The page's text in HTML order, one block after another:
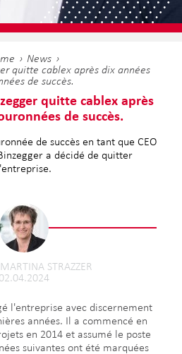
News
quitte cablex après dix années
de succès.
quitte cablex après
de succès.
de succès en tant que CEO
a décidé de quitter
02.04.2024
MARTINA STRAZZER
l'entreprise avec discernement
années. Il a commencé en
en 2014 et assumé le poste
suivantes ont été marquées